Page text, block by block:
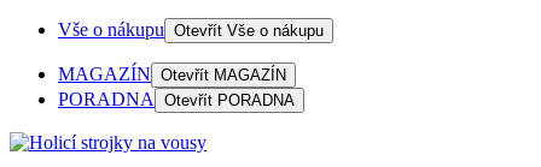
Vše o nákupu Otevřít Vše o nákupu
MAGAZÍN Otevřít MAGAZÍN
PORADNA Otevřít PORADNA